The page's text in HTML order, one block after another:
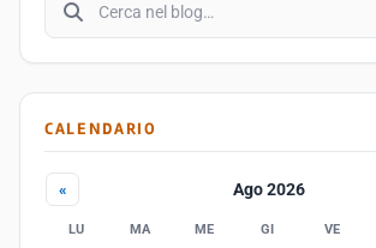
CALENDARIO
« Ago 2026
LU MA ME GI VE